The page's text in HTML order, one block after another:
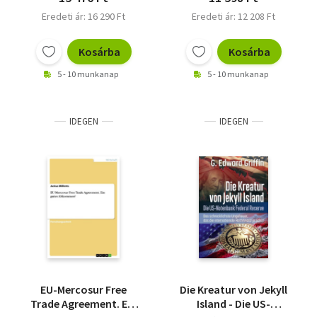
Eredeti ár: 16 290 Ft
Kosárba
5 - 10 munkanap
Eredeti ár: 12 208 Ft
Kosárba
5 - 10 munkanap
IDEGEN
EU-Mercosur Free
Trade Agreement. Ein
IDEGEN
Die Kreatur von Jekyll
Island - Die US-